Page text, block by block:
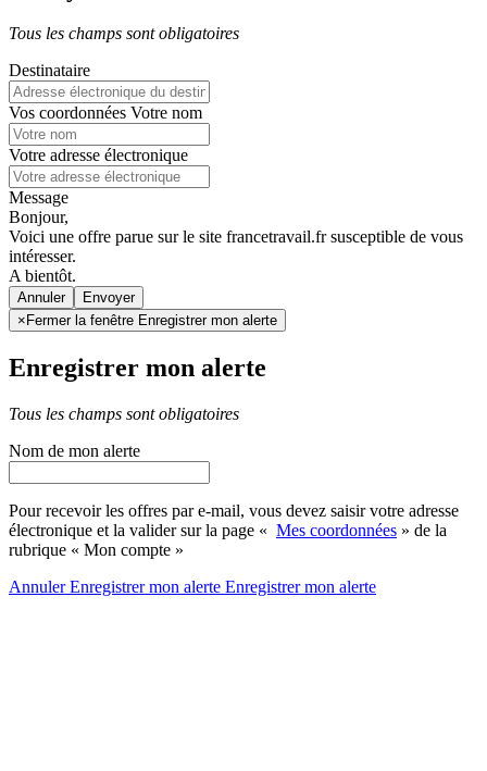
Tous les champs sont obligatoires
Destinataire
Vos coordonnées Votre nom
Votre adresse électronique
Message
Bonjour,
Voici une offre parue sur le site francetravail.fr susceptible de vous
intéresser.
A bientôt.
Annuler
× Fermer la fenêtre Enregistrer mon alerte
Enregistrer mon alerte
Tous les champs sont obligatoires
Nom de mon alerte
Pour recevoir les offres par e-mail, vous devez saisir votre adresse
électronique et la valider sur la page « Mes coordonnées » de la
rubrique « Mon compte »
AnnulerEnregistrer mon alerte Enregistrermon alerte